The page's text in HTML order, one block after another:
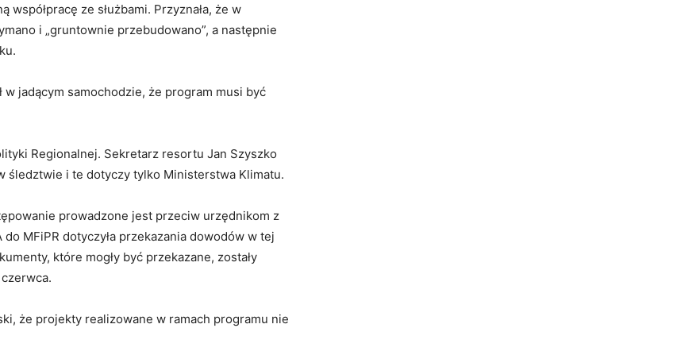
współpracę ze służbami. Przyznała, że w
i „gruntownie przebudowano”, a następnie
jadącym samochodzie, że program musi być
Regionalnej. Sekretarz resortu Jan Szyszko
śledztwie i te dotyczy tylko Ministerstwa Klimatu.
prowadzone jest przeciw urzędnikom z
MFiPR dotyczyła przekazania dowodów w tej
które mogły być przekazane, zostały
że projekty realizowane w ramach programu nie